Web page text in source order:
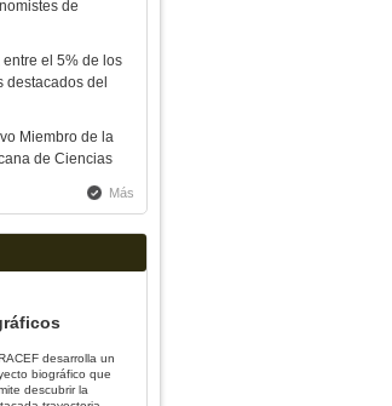
de
el 5% de los
destacados del
Miembro de la
de Ciencias
Más
desarrolla un
biográfico que
descubrir la